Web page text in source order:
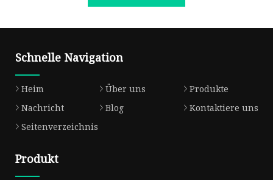
Schnelle Navigation
Heim Über uns
Produkte
Nachricht
Blog
Kontaktiere uns
Seitenverzeichnis
Produkt